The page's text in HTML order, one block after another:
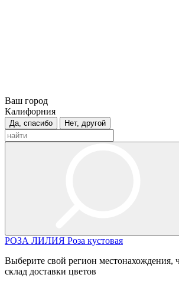
Ваш город
Калифорния
Да, спасибо Нет, другой
РОЗА ЛИЛИЯ Роза кустовая
Выберите свой регион местонахождения,
склад доставки цветов